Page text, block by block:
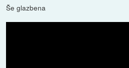
Še glazbena